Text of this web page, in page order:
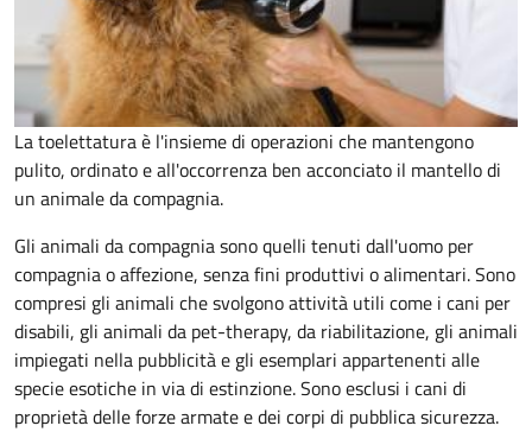
La toelettatura è l'insieme di operazioni che mantengono
pulito, ordinato e all'occorrenza ben acconciato il mantello di
un animale da compagnia.
Gli animali da compagnia sono quelli tenuti dall'uomo per
compagnia o affezione, senza fini produttivi o alimentari. Sono
compresi gli animali che svolgono attività utili come i cani per
disabili, gli animali da pet-therapy, da riabilitazione, gli animali
impiegati nella pubblicità e gli esemplari appartenenti alle
specie esotiche in via di estinzione. Sono esclusi i cani di
proprietà delle forze armate e dei corpi di pubblica sicurezza.